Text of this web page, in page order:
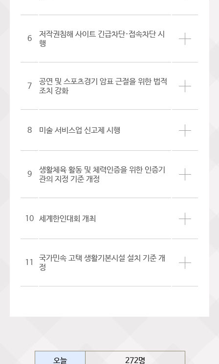
6
저작권침해 사이트 긴급차단·접속차단 시
행
7
공연 및 스포츠경기 암표 근절을 위한 법적
조치 강화
8 미술 서비스업 신고제 시행
9
생활체육 활동 및 체력인증을 위한 인증기
관의 지정 기준 개정
10 세계한인대회 개최
11
국가민속 고택 생활기본시설 설치 기준 개
정
오늘 272명